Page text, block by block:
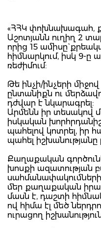
«ՀՀԿ փոխնախագահ,
Աշոտյանն ուղիղ 2
որից 15 ամիսը`
հիմնարկում, իսկ 9-ը
ռեժիմում:
Թե ինչի/ինչերի
ընտանիքն ու
դժվար է նկարագրել:
Արմենն իր տեսակով
իսկական
պահելով կոտրել, իր
պահել
Քաղաքական
խոսքի ազատության
մեր քաղաքական
մասն է, դաշտի
ով հիմա էլ մեծ
ուրացող